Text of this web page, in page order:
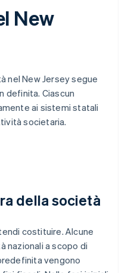
New
nel New Jersey segue
definita. Ciascun
ai sistemi statali
societaria.
della società
costituire. Alcune
nazionali a scopo di
vengono